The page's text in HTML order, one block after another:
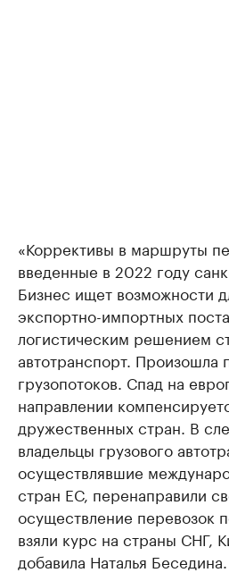
«Коррективы в маршруты
введенные в 2022 году
Бизнес ищет возможности
экспортно-импортных
логистическим решением
автотранспорт. Произошла
грузопотоков. Спад на
направлении
дружественных стран. В
владельцы грузового
осуществлявшие
стран ЕС, перенаправили
осуществление перевозок
взяли курс на страны СНГ,
добавила Наталья Беседина.